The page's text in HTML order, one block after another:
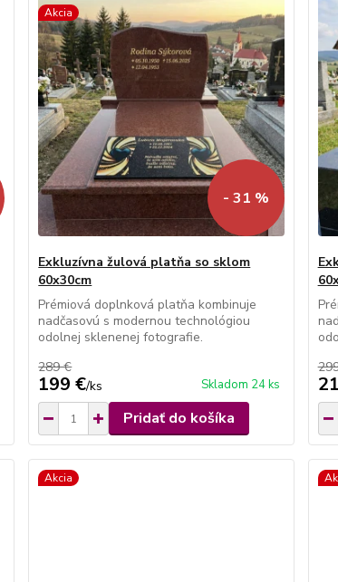
Akcia
- 31 %
Exkluzívna žulová platňa so sklom
60x30cm
Prémiová doplnková platňa kombinuje
nadčasovú s modernou technológiou
odolnej sklenenej fotografie.
289 €
199 €/ks Skladom 24 ks
Pridať do košíka
Akcia